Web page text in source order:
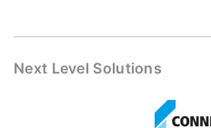
Next Level Solutions